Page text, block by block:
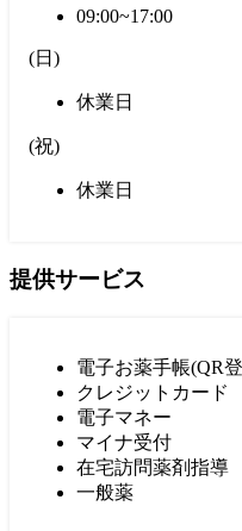
09:00~17:00
(日 )
休業日
(祝)
休業日
提供サービス
電子お薬手帳(QR
クレジットカード
電子マネー
マイナ受付
在宅訪問薬剤指導
一般薬